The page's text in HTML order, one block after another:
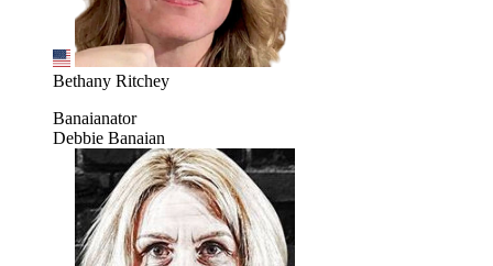
Bethany Ritchey
Banaianator
Debbie Banaian